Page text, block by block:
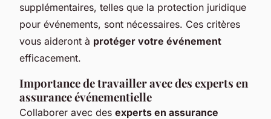
supplémentaires, telles que la protection juridique
pour événements, sont nécessaires. Ces critères
vous aideront à protéger votre événement
efficacement.
Importance de travailler avec des experts en
assurance événementielle
Collaborer avec des experts en assurance